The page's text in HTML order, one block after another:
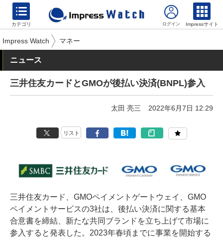
カテゴリ Impressサイト
Impress Watch マネー
ニュース
三井住友カードとGMOが後払い決済(BNPL)参入
太田 亮三 2022年6月7日 12:29
リスト
三井住友カード、GMOペイメントゲートウェイ、GMO
ペイメントサービスの3社は、後払い決済に関する基本
合意書を締結、新たな共同ブランドを立ち上げて市場に
参入すると発表した。2023年春頃までに事業を開始する